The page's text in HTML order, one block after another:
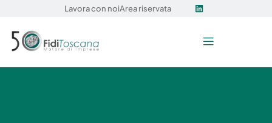
Lavora con noiArea riservata